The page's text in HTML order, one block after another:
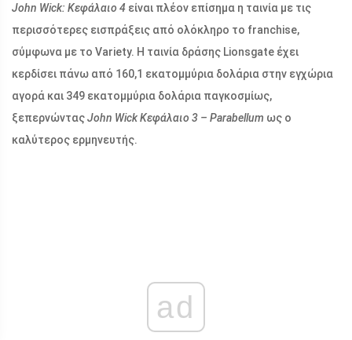
John Wick: Κεφάλαιο 4 είναι πλέον επίσημα η ταινία με τις
περισσότερες εισπράξεις από ολόκληρο το franchise,
σύμφωνα με το Variety. Η ταινία δράσης Lionsgate έχει
κερδίσει πάνω από 160,1 εκατομμύρια δολάρια στην εγχώρια
αγορά και 349 εκατομμύρια δολάρια παγκοσμίως,
ξεπερνώνταςJohn Wick Κεφάλαιο 3 – Parabellum ως ο
καλύτερος ερμηνευτής.
ad